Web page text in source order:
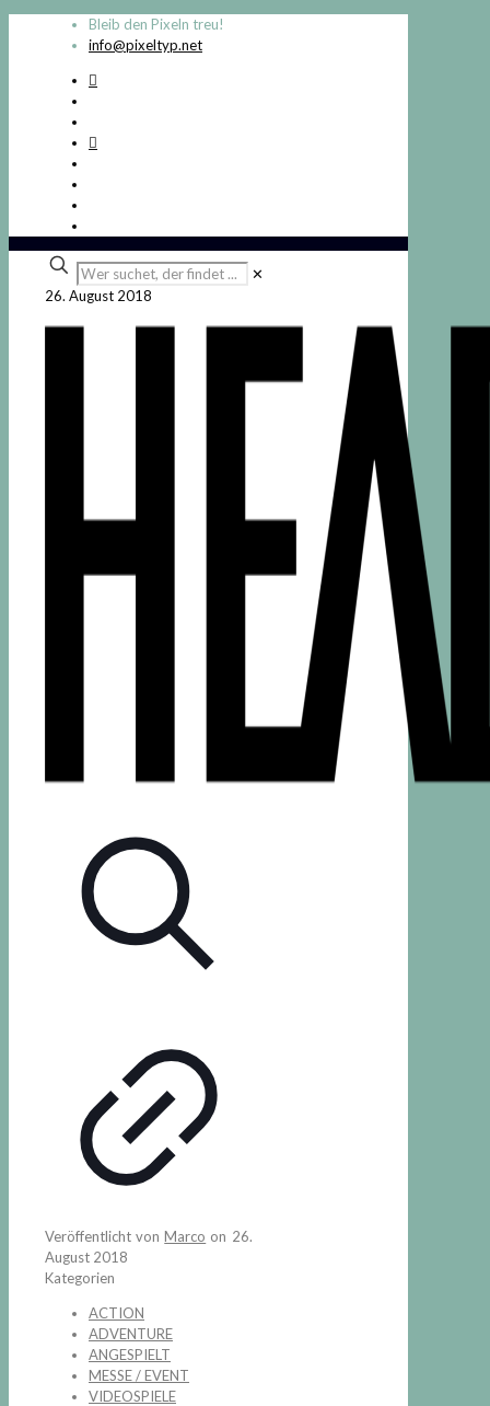
Bleib den Pixeln treu!
info@pixeltyp.net
Wer
suchet,
der
findet
✕
26. August 2018
Veröffentlicht vonMarco on 26.
August 2018
Kategorien
ACTION
ADVENTURE
ANGESPIELT
MESSE / EVENT
VIDEOSPIELE